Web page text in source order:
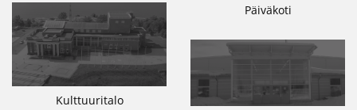
Päiväkoti
Kulttuuritalo